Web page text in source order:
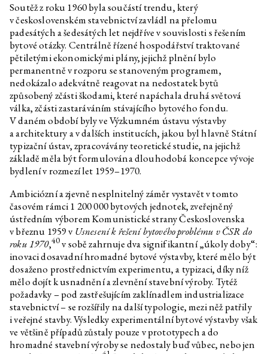
Soutěž z roku 1960 byla součástí trendu, který
v československém stavebnictví zavládl na přelomu
padesátých a šedesátých let nejdříve v souvislosti s řešením
bytové otázky. Centrálně řízené hospodářství traktované
pětiletými ekonomickými plány, jejichž plnění bylo
permanentně v rozporu se stanoveným programem,
nedokázalo adekvátně reagovat na nedostatek bytů
způsobený zčásti škodami, které napáchala druhá světová
válka, zčásti zastaráváním stávajícího bytového fondu.
V daném období byly ve Výzkumném ústavu výstavby
a architektury a v dalších institucích, jakou byl hlavně Státní
typizační ústav, zpracovávány teoretické studie, na jejichž
základě měla být formulována dlouhodobá koncepce vývoje
bydlení v rozmezí let 1959–1970.
Ambiciózní a zjevně nesplnitelný záměr vystavět v tomto
časovém rámci 1 200 000 bytových jednotek, zveřejněný
ústředním výborem Komunistické strany Československa
v březnu 1959 vUsnesení k řešení bytového problému v ČSR do
roku 1970,40v sobě zahrnuje dva signifikantní „úkoly doby“:
inovaci dosavadní hromadné bytové výstavby, které mělo být
dosaženo prostřednictvím experimentu, a typizaci, díky níž
mělo dojít k usnadnění a zlevnění stavební výroby. Tytéž
požadavky – pod zastřešujícím zaklínadlem industrializace
stavebnictví – se rozšířily na další typologie, mezi něž patřily
i veřejné stavby. Výsledky experimentální bytové výstavby však
ve většině případů zůstaly pouze v prototypech a do
hromadné stavební výroby se nedostaly buď vůbec, nebo jen